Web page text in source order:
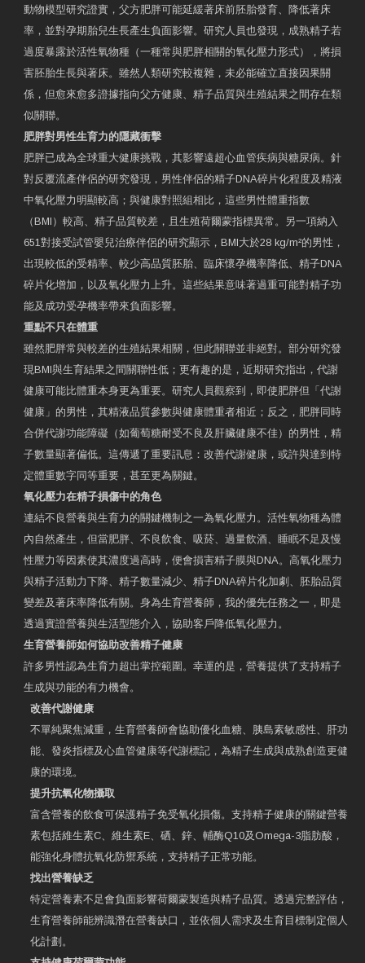
動物模型研究證實，父方肥胖可能延緩著床前胚胎發育、降低著床
率，並對孕期胎兒生長產生負面影響。研究人員也發現，成熟精子若
過度暴露於活性氧物種（一種常與肥胖相關的氧化壓力形式），將損
害胚胎生長與著床。雖然人類研究較複雜，未必能確立直接因果關
係，但愈來愈多證據指向父方健康、精子品質與生殖結果之間存在類
似關聯。
肥胖對男性生育力的隱藏衝擊
肥胖已成為全球重大健康挑戰，其影響遠超心血管疾病與糖尿病。針
對反覆流產伴侶的研究發現，男性伴侶的精子DNA碎片化程度及精液
中氧化壓力明顯較高；與健康對照組相比，這些男性體重指數
（BMI）較高、精子品質較差，且生殖荷爾蒙指標異常。另一項納入
651對接受試管嬰兒治療伴侶的研究顯示，BMI大於28 kg/m²的男性，
出現較低的受精率、較少高品質胚胎、臨床懷孕機率降低、精子DNA
碎片化增加，以及氧化壓力上升。這些結果意味著過重可能對精子功
能及成功受孕機率帶來負面影響。
重點不只在體重
雖然肥胖常與較差的生殖結果相關，但此關聯並非絕對。部分研究發
現BMI與生育結果之間關聯性低；更有趣的是，近期研究指出，代謝
健康可能比體重本身更為重要。研究人員觀察到，即使肥胖但「代謝
健康」的男性，其精液品質參數與健康體重者相近；反之，肥胖同時
合併代謝功能障礙（如葡萄糖耐受不良及肝臟健康不佳）的男性，精
子數量顯著偏低。這傳遞了重要訊息：改善代謝健康，或許與達到特
定體重數字同等重要，甚至更為關鍵。
氧化壓力在精子損傷中的角色
連結不良營養與生育力的關鍵機制之一為氧化壓力。活性氧物種為體
內自然產生，但當肥胖、不良飲食、吸菸、過量飲酒、睡眠不足及慢
性壓力等因素使其濃度過高時，便會損害精子膜與DNA。高氧化壓力
與精子活動力下降、精子數量減少、精子DNA碎片化加劇、胚胎品質
變差及著床率降低有關。身為生育營養師，我的優先任務之一，即是
透過實證營養與生活型態介入，協助客戶降低氧化壓力。
生育營養師如何協助改善精子健康
許多男性認為生育力超出掌控範圍。幸運的是，營養提供了支持精子
生成與功能的有力機會。
改善代謝健康
不單純聚焦減重，生育營養師會協助優化血糖、胰島素敏感性、肝功
能、發炎指標及心血管健康等代謝標記，為精子生成與成熟創造更健
康的環境。
提升抗氧化物攝取
富含營養的飲食可保護精子免受氧化損傷。支持精子健康的關鍵營養
素包括維生素C、維生素E、硒、鋅、輔酶Q10及Omega-3脂肪酸，
能強化身體抗氧化防禦系統，支持精子正常功能。
找出營養缺乏
特定營養素不足會負面影響荷爾蒙製造與精子品質。透過完整評估，
生育營養師能辨識潛在營養缺口，並依個人需求及生育目標制定個人
化計劃。